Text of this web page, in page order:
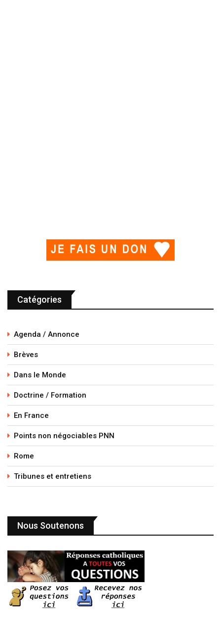
Catégories
Agenda / Annonce
Brèves
Dans le Monde
Doctrine / Formation
En France
Points non négociables PNN
Rome
Tribunes et entretiens
Nous Soutenons